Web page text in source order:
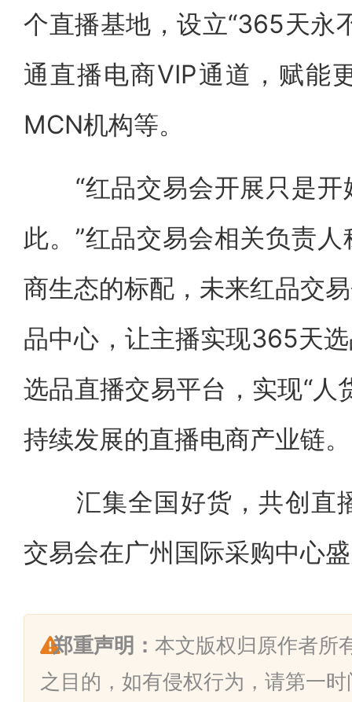
个直播基地，设立“365天永
通直播电商VIP通道，赋能
MCN机构等。
“红品交易会开展只是开
此。”红品交易会相关负责
商生态的标配，未来红品交
品中心，让主播实现365天
选品直播交易平台，实现“人
持续发展的直播电商产业链。
汇集全国好货，共创直
交易会在广州国际采购中心
郑重声明： 本文版权归原作者所
之目的，如有侵权行为，请第一